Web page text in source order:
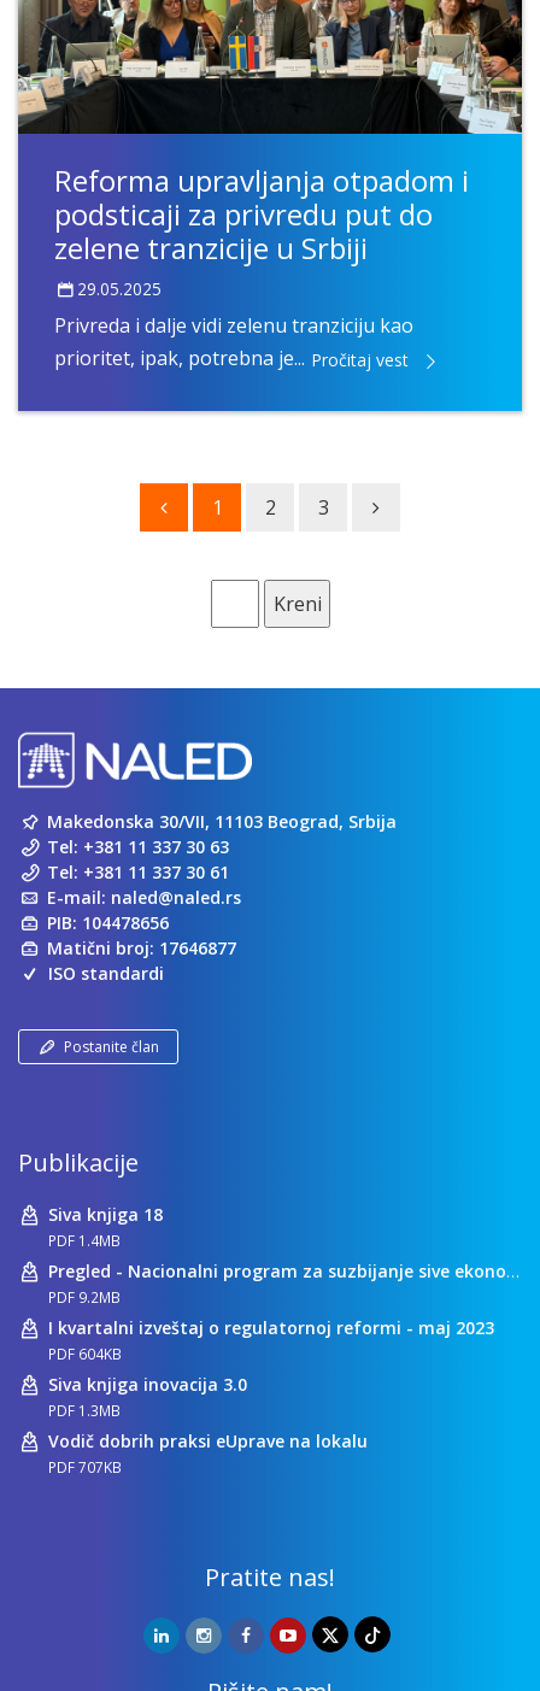
Reforma upravljanja otpadom i
podsticaji za privredu put do
zelene tranzicije u Srbiji
29.05.2025
Privreda i dalje vidi zelenu tranziciju kao
prioritet, ipak, potrebna je... Pročitaj vest
1 2 3
Kreni
Makedonska 30/VII, 11103 Beograd, Srbija
Tel: +381 11 337 30 63
Tel: +381 11 337 30 61
E-mail: naled@naled.rs
PIB: 104478656
Matični broj: 17646877
ISO standardi
Postanite član
Publikacije
Siva knjiga 18
PDF 1.4MB
Pregled - Nacionalni program za suzbijanje sive ekonomije
PDF 9.2MB
I kvartalni izveštaj o regulatornoj reformi - maj 2023
PDF 604KB
Siva knjiga inovacija 3.0
PDF 1.3MB
Vodič dobrih praksi eUprave na lokalu
PDF 707KB
Pratite nas!